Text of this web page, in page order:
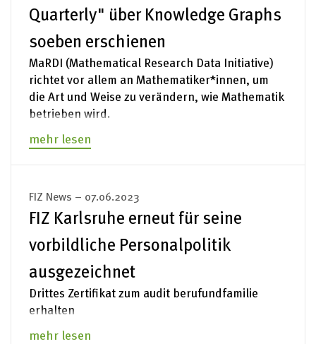
Quarterly" über Knowledge Graphs
soeben erschienen
MaRDI (Mathematical Research Data Initiative)
richtet vor allem an Mathematiker*innen, um
die Art und Weise zu verändern, wie Mathematik
betrieben wird.
mehr lesen
FIZ News – 07.06.2023
FIZ Karlsruhe erneut für seine
vorbildliche Personalpolitik
ausgezeichnet
Drittes Zertifikat zum audit berufundfamilie
erhalten
mehr lesen